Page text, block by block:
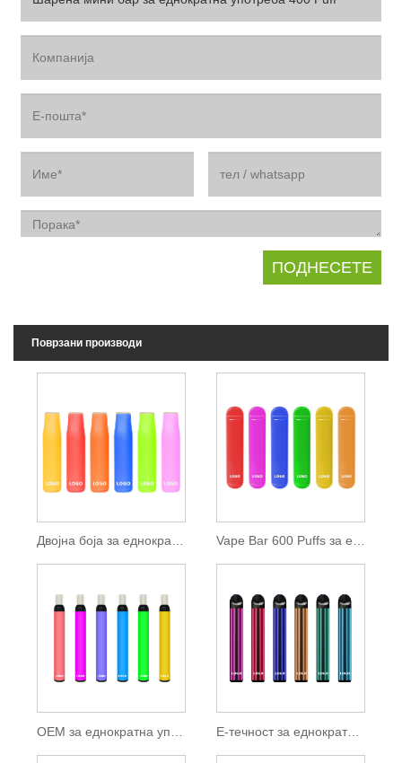
Поврзани производи
Е-течност за еднократна употреба Vape Pen 600 Puffs 2ml